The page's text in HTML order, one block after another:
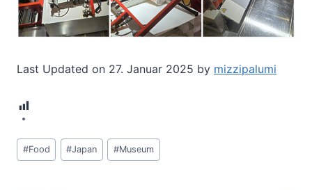
Last Updated on 27. Januar 2025 by mizzipalumi
Schlagworte:
#Food #Japan #Museum